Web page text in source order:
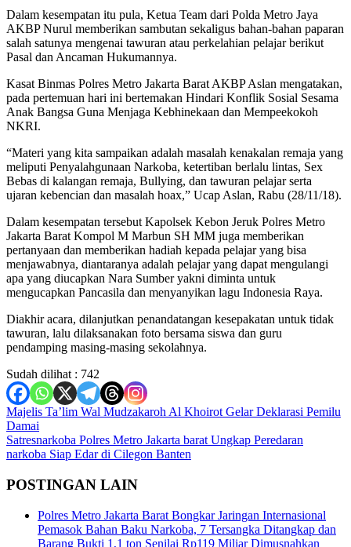
Dalam kesempatan itu pula, Ketua Team dari Polda Metro Jaya
AKBP Nurul memberikan sambutan sekaligus bahan-bahan paparan
salah satunya mengenai tawuran atau perkelahian pelajar berikut
Pasal dan Ancaman Hukumannya.
Kasat Binmas Polres Metro Jakarta Barat AKBP Aslan mengatakan,
pada pertemuan hari ini bertemakan Hindari Konflik Sosial Sesama
Anak Bangsa Guna Menjaga Kebhinekaan dan Mempeekokoh
NKRI.
“Materi yang kita sampaikan adalah masalah kenakalan remaja yang
meliputi Penyalahgunaan Narkoba, ketertiban berlalu lintas, Sex
Bebas di kalangan remaja, Bullying, dan tawuran pelajar serta
ujaran kebencian dan masalah hoax,” Ucap Aslan, Rabu (28/11/18).
Dalam kesempatan tersebut Kapolsek Kebon Jeruk Polres Metro
Jakarta Barat Kompol M Marbun SH MM juga memberikan
pertanyaan dan memberikan hadiah kepada pelajar yang bisa
menjawabnya, diantaranya adalah pelajar yang dapat mengulangi
apa yang diucapkan Nara Sumber yakni diminta untuk
mengucapkan Pancasila dan menyanyikan lagu Indonesia Raya.
Diakhir acara, dilanjutkan penandatangan kesepakatan untuk tidak
tawuran, lalu dilaksanakan foto bersama siswa dan guru
pendamping masing-masing sekolahnya.
Sudah dilihat : 742
Navigasi
pos
Majelis Ta’lim Wal Mudzakaroh Al Khoirot Gelar Deklarasi Pemilu
Damai
Satresnarkoba Polres Metro Jakarta barat Ungkap Peredaran
narkoba Siap Edar di Cilegon Banten
POSTINGAN LAIN
Polres Metro Jakarta Barat Bongkar Jaringan Internasional
Pemasok Bahan Baku Narkoba, 7 Tersangka Ditangkap dan
Barang Bukti 1,1 ton Senilai Rp119 Miliar Dimusnahkan